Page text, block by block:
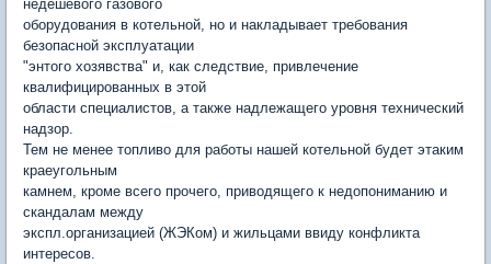
недешевого газового
оборудования в котельной, но и накладывает требования
безопасной эксплуатации
"энтого хозявства" и, как следствие, привлечение
квалифицированных в этой
области специалистов, а также надлежащего уровня технический
надзор.
Тем не менее топливо для работы нашей котельной будет этаким
краеугольным
камнем, кроме всего прочего, приводящего к недопониманию и
скандалам между
экспл.организацией (ЖЭКом) и жильцами ввиду конфликта
интересов.